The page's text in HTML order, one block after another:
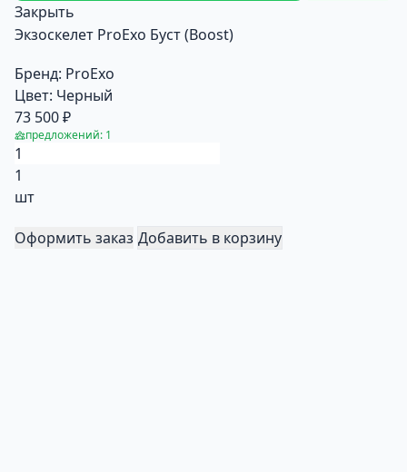
Закрыть
Экзоскелет ProExo Буст (Boost)
Бренд: ProExo
Цвет: Черный
73 500 ₽
предложений: 1
1
шт
Оформить заказ Добавить в корзину